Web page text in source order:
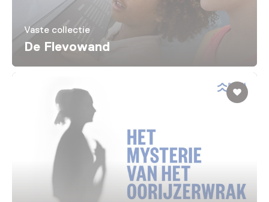
Vaste collectie
De Flevowand